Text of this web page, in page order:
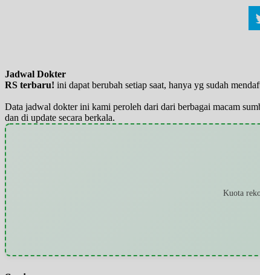
Jadwal Dokter
RS terbaru! ini dapat berubah setiap saat, hanya yg sudah
Data jadwal dokter ini kami peroleh dari dari berbagai macam
dan di update secara berkala.
Kuota